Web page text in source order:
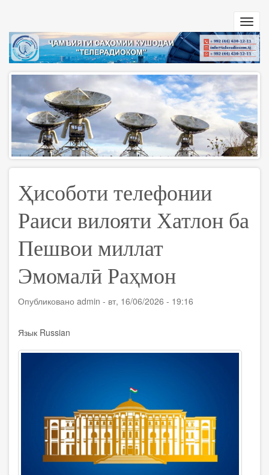
основному
содержанию
Ҳисоботи телефонии
Раиси вилояти Хатлон ба
Пешвои миллат
Эмомалӣ Раҳмон
Опубликовано admin - вт, 16/06/2026 - 19:16
Язык Russian